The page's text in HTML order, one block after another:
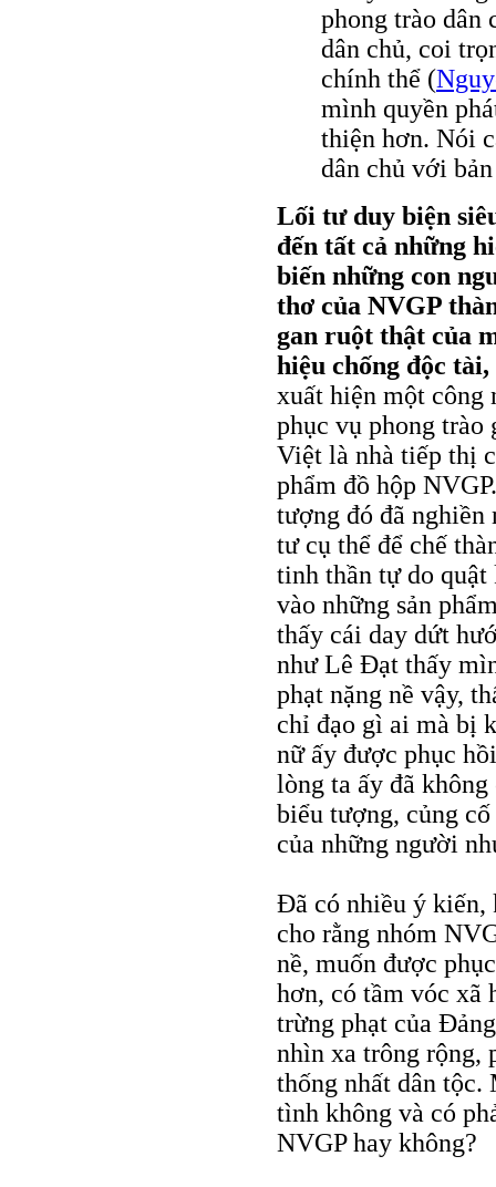
phong trào dân
dân chủ, coi
chính thể (
mình quyền
thiện hơn. Nói
dân chủ với
Lối tư duy biện
đến tất cả những
biến những con
thơ của NVGP
gan ruột thật của
hiệu chống độc
xuất hiện một công
phục vụ phong
Việt là nhà tiếp thị
phẩm đồ hộp
tượng đó đã nghiền
tư cụ thể để chế
tinh thần tự do
vào những sản
thấy cái day dứt
như Lê Ðạt thấy
phạt nặng nề vậy,
chỉ đạo gì ai mà bị
nữ ấy được phục
lòng ta ấy đã
biểu tượng, củng
của những người
Ðã có nhiều ý kiến,
cho rằng nhóm
nề, muốn được
hơn, có tầm vóc xã
trừng phạt của
nhìn xa trông rộng,
thống nhất dân tộc.
tình không và có
NVGP hay không?